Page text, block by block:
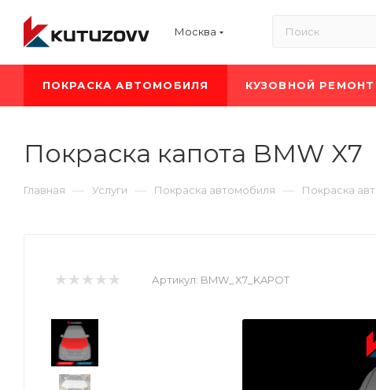
Москва
ПОКРАСКА АВТОМОБИЛЯ КУЗОВНОЙ РЕМОНТ
Покраска капота BMW X7
Главная — Услуги — Покраска автомобиля — Покраска
Артикул: BMW_X7_KAPOT